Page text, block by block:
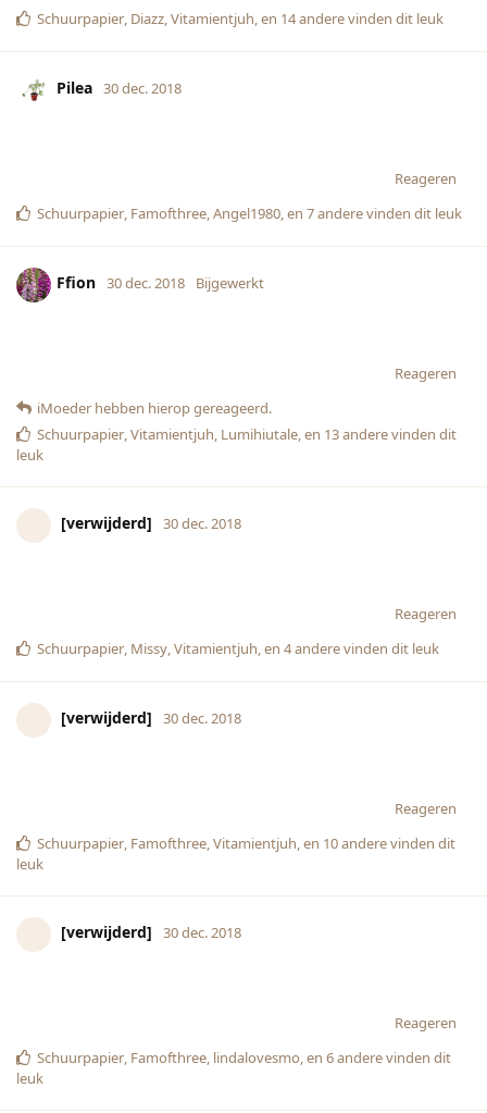
Schuurpapier Diazz Vitamientjuh , en 14anderevinden dit leuk
Pilea 30 dec. 2018
Reageren
Schuurpapier Famofthree Angel1980 , en 7anderevinden dit leuk
Ffion 30 dec. 2018 Bijgewerkt
Reageren
iMoeder hebben hierop gereageerd.
Schuurpapier Vitamientjuh Lumihiutale , en 13anderevinden dit
leuk
[verwijderd] 30 dec. 2018
Reageren
Schuurpapier Missy Vitamientjuh , en 4anderevinden dit leuk
[verwijderd] 30 dec. 2018
Reageren
Schuurpapier Famofthree Vitamientjuh , en 10anderevinden dit
leuk
[verwijderd] 30 dec. 2018
Reageren
Schuurpapier Famofthree lindalovesmo , en 6anderevinden dit
leuk